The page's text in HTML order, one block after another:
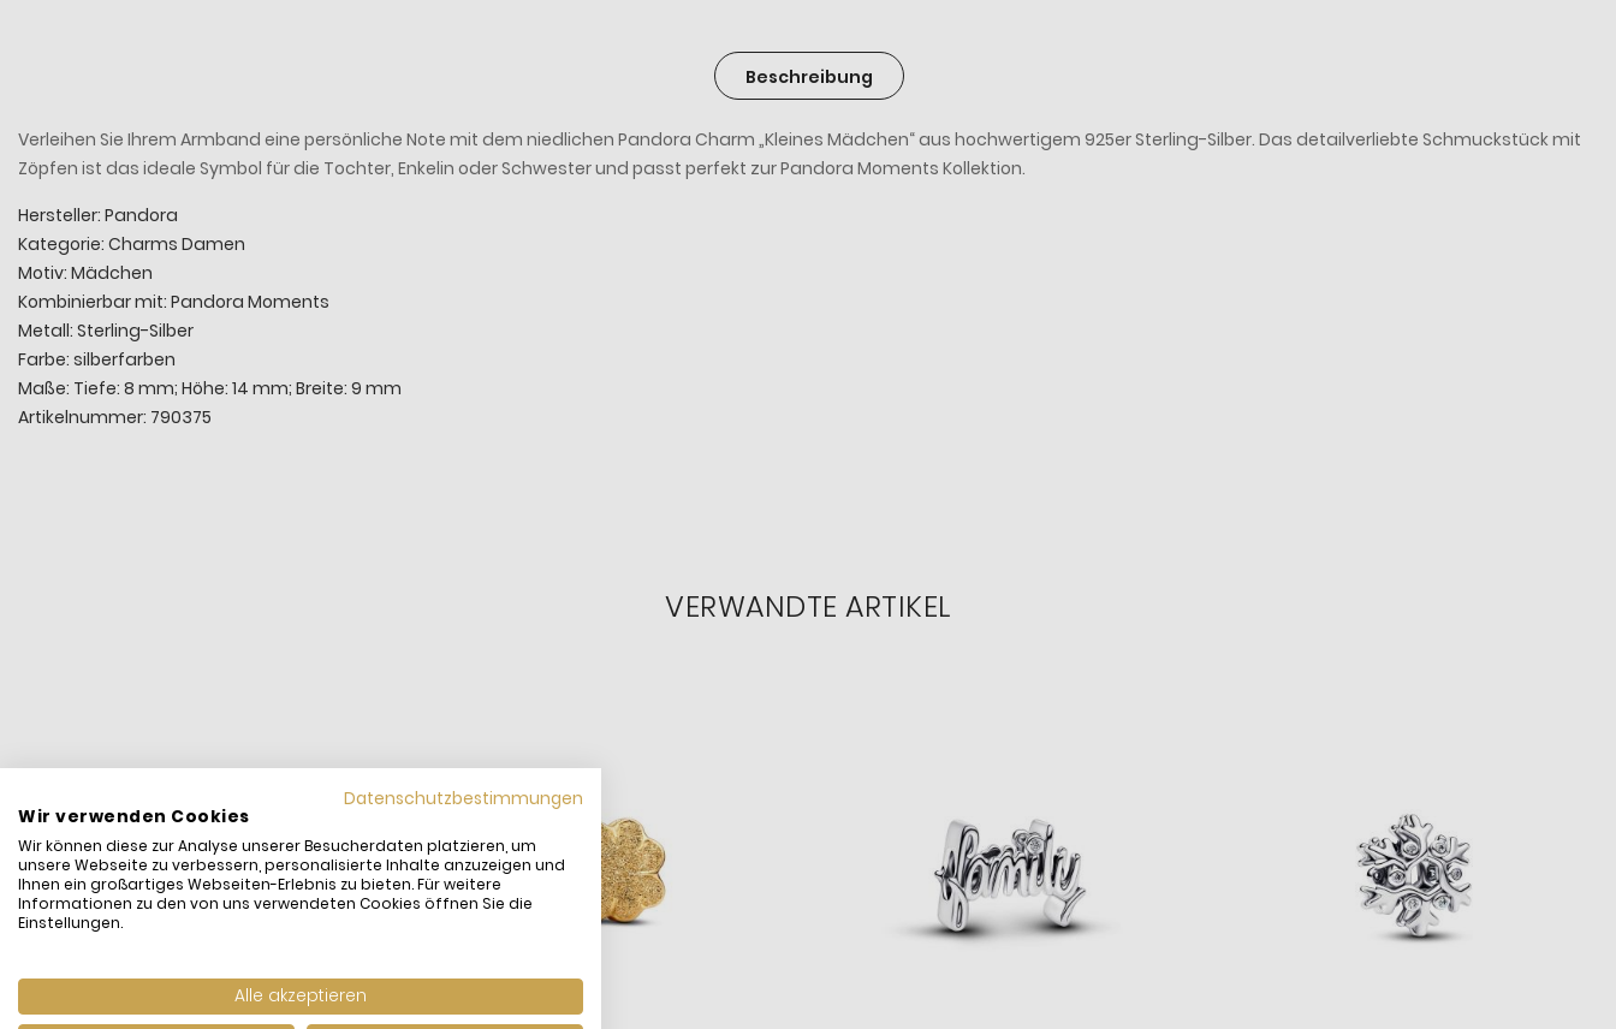
Beschreibung
Verleihen Sie Ihrem Armband eine persönliche Note mit dem niedlichen Pandora Charm „Kleines Mädchen“ aus hochwertigem 925er Sterling-Silber. Das detailverliebte Schmuckstück mit
Zöpfen ist das ideale Symbol für die Tochter, Enkelin oder Schwester und passt perfekt zur Pandora Moments Kollektion.
Hersteller: Pandora
Kategorie: Charms Damen
Motiv: Mädchen
Kombinierbar mit: Pandora Moments
Metall: Sterling-Silber
Farbe: silberfarben
Maße: Tiefe: 8 mm; Höhe: 14 mm; Breite: 9 mm
Artikelnummer: 790375
VERWANDTE ARTIKEL
Datenschutzbestimmungen
Wir verwenden Cookies
Wir können diese zur Analyse unserer Besucherdaten platzieren, um
unsere Webseite zu verbessern, personalisierte Inhalte anzuzeigen und
Ihnen ein großartiges Webseiten-Erlebnis zu bieten. Für weitere
Informationen zu den von uns verwendeten Cookies öffnen Sie die
Einstellungen.
Alle akzeptieren